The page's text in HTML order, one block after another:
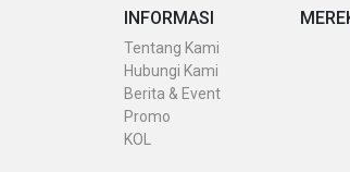
INFORMASI
Tentang Kami
Hubungi Kami
Berita & Event
Promo
KOL